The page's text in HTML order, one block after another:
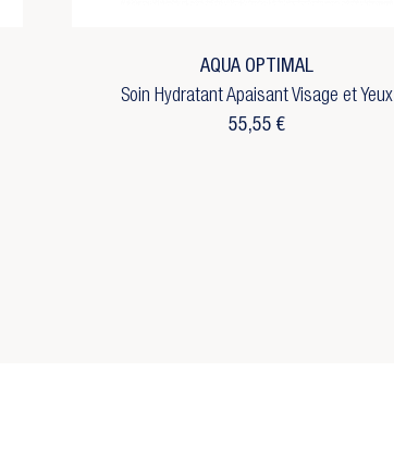
AQUA OPTIMAL
Soin Hydratant Apaisant Visage et Yeux
55,55 €